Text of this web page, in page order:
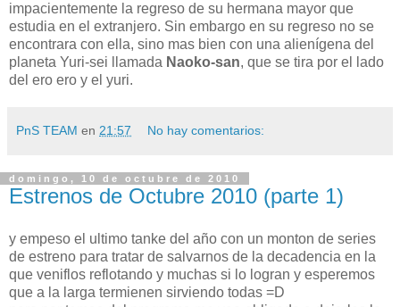
impacientemente la regreso de su hermana mayor que
estudia en el extranjero. Sin embargo en su regreso no se
encontrara con ella, sino mas bien con una alienígena del
planeta Yuri-sei llamada Naoko-san, que se tira por el lado
del ero ero y el yuri.
PnS TEAM en 21:57 No hay comentarios:
domingo, 10 de octubre de 2010
Estrenos de Octubre 2010 (parte 1)
y empeso el ultimo tanke del año con un monton de series
de estreno para tratar de salvarnos de la decadencia en la
que veniflos reflotando y muchas si lo logran y esperemos
que a la larga termienen sirviendo todas =D